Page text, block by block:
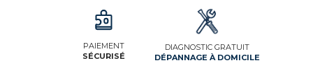
PAIEMENT
SÉCURISÉ
DIAGNOSTIC GRATUIT
DÉPANNAGE À DOMICILE